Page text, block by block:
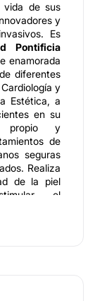
vida de sus
y
Es
Pontificia
enamorada
diferentes
y
Estética, a
en su
propio y
de
seguras
Realiza
de la piel
el
naturales
plan de